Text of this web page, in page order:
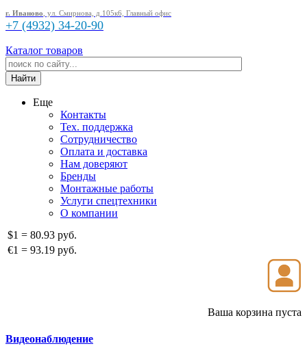
г. Иваново , ул. Смирнова, д.105к6, Главный офис
+7 (4932) 34-20-90
Каталог товаров
Еще
Контакты
Тех. поддержка
Сотрудничество
Оплата и доставка
Нам доверяют
Бренды
Монтажные работы
Услуги спецтехники
О компании
$1 = 80.93 руб.
€1 = 93.19 руб.
Ваша корзина пуста
Видеонаблюдение